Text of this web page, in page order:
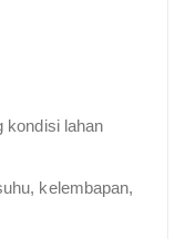
kondisi lahan
kelembapan,